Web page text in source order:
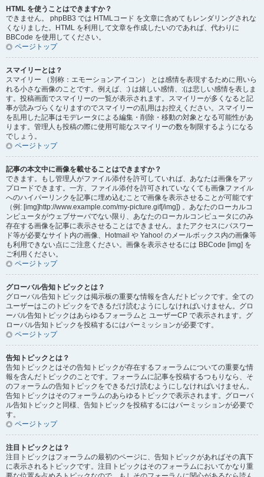
HTML を使うことはできますか？
できません。 phpBB3 では HTMLコード を文章に含めてもレンダリングされな
くなりました。HTML を利用して文章を作成したいのであれば、代わりに
BBCode を使用してください。
ページトップ
スマイリーとは？
スマイリー （別称：エモーションアイコン） とは感情を表現するために用いら
れる小さな画像のことです。例えば、:) は嬉しい感情、:(は悲しい感情を表しま
す。投稿画面でスマイリーの一覧が表示されます。スマイリーが多くなると記
事が読みづらくなりますのでスマイリーの乱用はお控えください。スマイリー
を乱用した記事はモデレータによる編集・削除・移動の対象となる可能性があ
ります。管理人も投稿の際に使用可能なスマイリーの数を制限するようになる
でしょう。
ページトップ
記事の本文中に画像を載せることはできますか？
できます。もし管理人がファイル添付を許可していれば、あなたは画像をアッ
プロードできます。一方、ファイル添付を許可されていなくても画像ファイル
へのハイパーリンクを記事に埋め込むことで画像を表示させることが可能です
（例: [img]http://www.example.com/my-picture.gif[/img]) 。あなたのローカルコ
ンピュータがウェブサーバでない限り、あなたのローカルコンピュータにのみ
存在する画像を記事に表示させることはできません。またアクセスにパスワー
ド等が必要なサイト内の画像、Hotmail や Yahoo! のメールボックス内の画像等
も利用できない点にご注意ください。画像を表示させるには BBCode [img] を
ご利用ください。
ページトップ
グローバル告知トピックとは？
グローバル告知トピックは掲示板の重要な情報を含んだトピックです。全ての
ユーザーはこのトピックをできるだけ読むようにしなければいけません。グロ
ーバル告知トピックはあらゆるフォーラムと ユーザーCP で表示されます。グ
ローバル告知トピックを投稿するにはパーミッションが必要です。
ページトップ
告知トピックとは？
告知トピックとはその告知トピックが存在するフォーラムについての重要な情
報を含んだトピックのことです。フォーラムに記事を投稿するつもりなら、そ
のフォーラムの告知トピックをできるだけ読むようにしなければいけません。
告知トピックはそのフォーラムのあらゆるトピックで表示されます。グローバ
ル告知トピックと同様、告知トピックを投稿するにはパーミッションが必要で
す。
ページトップ
注目トピックとは？
注目トピックはフォーラムの最初のページに、告知トピックがあればその真下
に表示されるトピックです。注目トピックはそのフォーラムにおいてかなり重